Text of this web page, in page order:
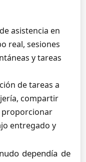
asistencia en
real, sesiones
y tareas
de tareas a
compartir
proporcionar
entregado y
dependía de